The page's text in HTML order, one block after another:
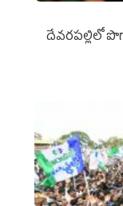
దేవరపల్లిలో